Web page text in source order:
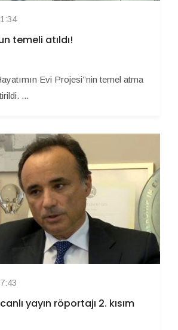
temeli atıldı!
Evi Projesi’’nin temel atma
...
yayın röportajı 2. kısım